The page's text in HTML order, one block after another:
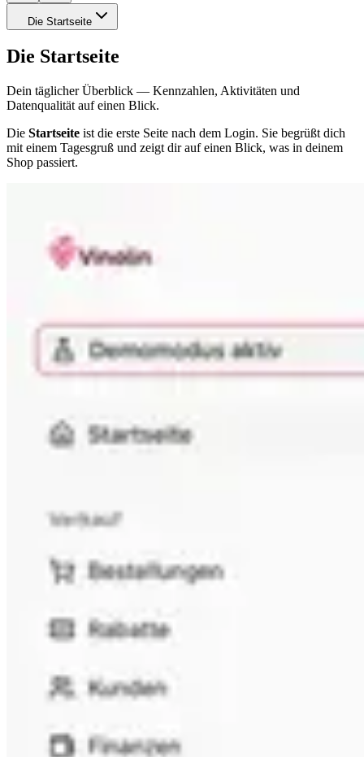
Die Startseite
Die Startseite
Dein täglicher Überblick — Kennzahlen, Aktivitäten und
Datenqualität auf einen Blick.
Die Startseite ist die erste Seite nach dem Login. Sie begrüßt dich
mit einem Tagesgruß und zeigt dir auf einen Blick, was in deinem
Shop passiert.